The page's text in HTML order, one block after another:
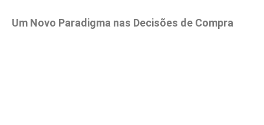
Um Novo Paradigma nas Decisões de Compra